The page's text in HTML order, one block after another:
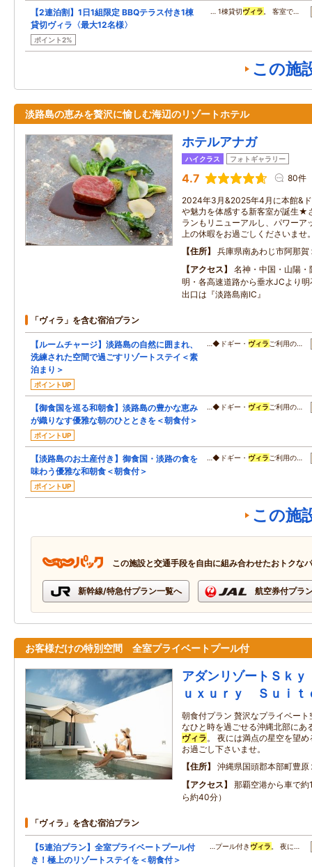
【2連泊割】1日1組限定 BBQテラス付き1棟
貸切ヴィラ〈最大12名様〉
ポイント2%
… 1棟貸切ヴィラ 。 客室で…
この施
淡路島の恵みを贅沢に愉しむ海辺のリゾートホテル
ホテルアナガ
ハイクラス フォトギャラリー
4.7 80件
2024年3月&2025年4月に本館&
や魅力を体感する新客室が誕生★
ランもリニューアルし、パワーア
上の休暇をお過ごしくださいませ
住所
兵庫県南あわじ市阿那賀
アクセス
名神・中国・山陽
明・各高速道路から垂水JCより
出口は『淡路島南IC』
「ヴィラ」を含む宿泊プラン
【ルームチャージ】淡路島の自然に囲まれ、
洗練された空間で過ごすリゾートステイ＜素
泊まり＞
ポイントUP
…◆ドギー・ ヴィラ ご利用の…
【御食国を巡る和朝食】淡路島の豊かな恵み
が織りなす優雅な朝のひとときを＜朝食付＞
ポイントUP
…◆ドギー・ ヴィラ ご利用の…
【淡路島のお土産付き】御食国・淡路の食を
味わう優雅な和朝食＜朝食付＞
ポイントUP
…◆ドギー・ ヴィラ ご利用の…
この施
この施設と交通手段を自由に組み合わせたおトクな
新幹線/特急付プラン一覧へ 航空券付プラ
お客様だけの特別空間 全室プライベートプール付
アダンリゾートＳｋ
ｕｘｕｒｙ Ｓｕｉｔ
朝食付プラン 贅沢なプライベー
なひと時を過ごせる沖縄北部にあ
ヴィラ。 夜には満点の星空を望
お過ごし下さいませ。
住所
沖縄県国頭郡本部町豊原
アクセス
那覇空港から車で
ら約40分）
「ヴィラ」を含む宿泊プラン
【5連泊プラン】全室プライベートプール付
き！極上のリゾートステイを＜朝食付＞
…プール付き ヴィラ 。 夜に…